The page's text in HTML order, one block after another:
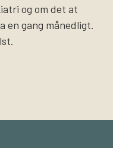
og om det at
en gang månedligt.